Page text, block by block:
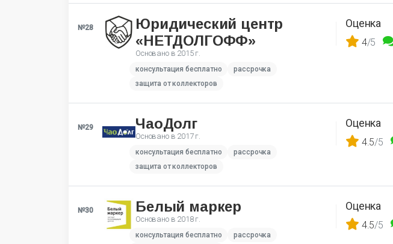
№28
Юридический центр
«НЕТДОЛГОФФ»
Основано в 2015 г.
консультация бесплатно
рассрочка
защита от коллекторов
Оценка
4/5
№29 ЧаоДолг
Основано в 2017 г.
консультация бесплатно
рассрочка
защита от коллекторов
Оценка
4.5/5
№30 Белый маркер
Основано в 2018 г.
консультация бесплатно
рассрочка
Оценка
4.5/5